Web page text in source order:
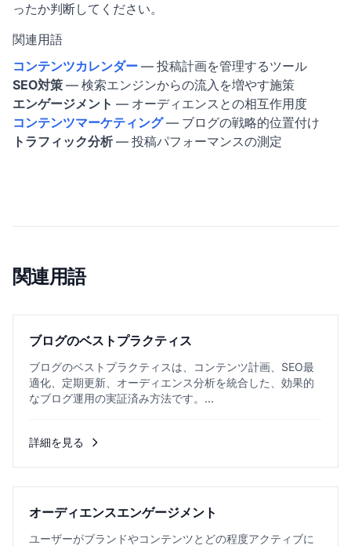
ったか判断してください。
関連用語
コンテンツカレンダー — 投稿計画を管理するツール
SEO対策 — 検索エンジンからの流入を増やす施策
エンゲージメント — オーディエンスとの相互作用度
コンテンツマーケティング— ブログの戦略的位置付け
トラフィック分析— 投稿パフォーマンスの測定
関連用語
ブログのベストプラクティス
ブログのベストプラクティスは、コンテンツ計画、SEO最
適化、定期更新、オーディエンス分析を統合した、効果的
なブログ運用の実証済み方法です。...
詳細を見る
オーディエンスエンゲージメント
ユーザーがブランドやコンテンツとどの程度アクティブに